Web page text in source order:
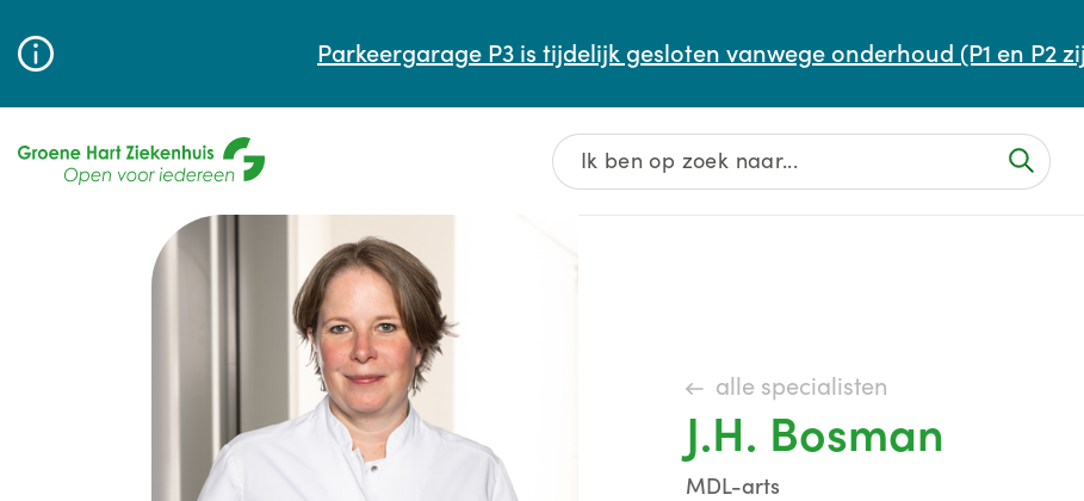
Parkeergarage P3 is tijdelijk gesloten vanwege onderhoud (P1 en P2
Wachttijden
alle specialisten
J.H. Bosman
MDL-arts